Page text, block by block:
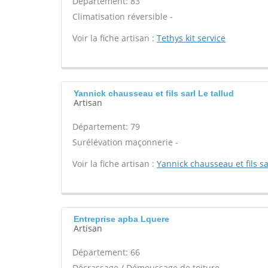
Climatisation réversible -
Voir la fiche artisan : Tethys kit service
Yannick chausseau et fils sarl Le tallud
Artisan
Département: 79
Surélévation maçonnerie -
Voir la fiche artisan : Yannick chausseau et fils
Entreprise apba Lquere
Artisan
Département: 66